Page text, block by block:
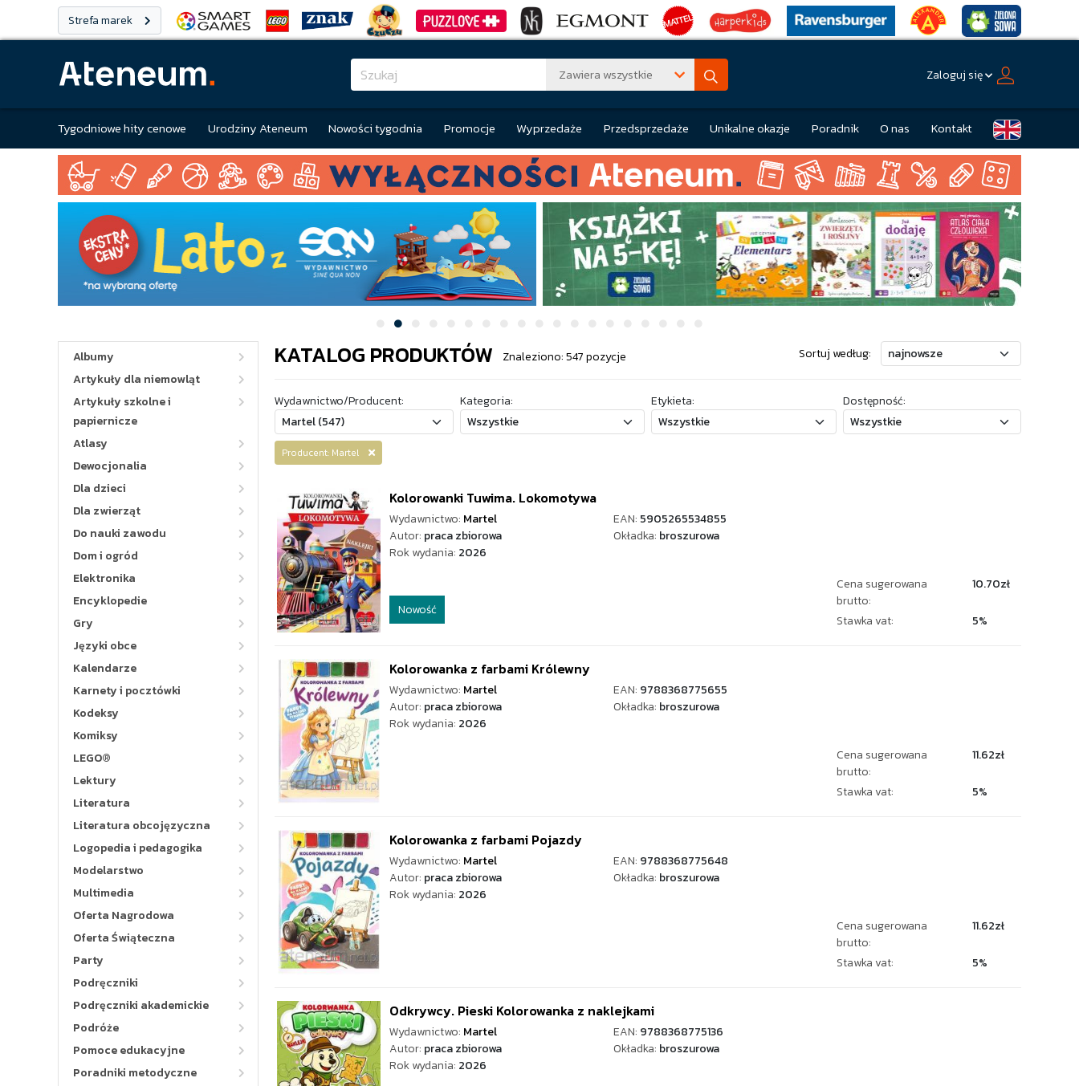
Strefa marek
Zawiera wszystkie Zaloguj się
Tygodniowe hity cenowe Urodziny Ateneum Nowości tygodnia Promocje Wyprzedaże Przedsprzedaże Unikalne okazje Poradnik O nas Kontakt
Albumy
Artykuły dla niemowląt
Artykuły szkolne i
papiernicze
Atlasy
Dewocjonalia
Dla dzieci
Dla zwierząt
Do nauki zawodu
Dom i ogród
Elektronika
Encyklopedie
Gry
Języki obce
Kalendarze
Karnety i pocztówki
Kodeksy
Komiksy
LEGO®
Lektury
Literatura
Literatura obcojęzyczna
Logopedia i pedagogika
Modelarstwo
Multimedia
Oferta Nagrodowa
Oferta Świąteczna
Party
Podręczniki
Podręczniki akademickie
Podróże
Pomoce edukacyjne
Poradniki metodyczne
KATALOG PRODUKTÓW Znaleziono: 547 pozycje Sortuj według:
Wydawnictwo/Producent: Kategoria: Etykieta: Dostępność:
Producent: Martel
Kolorowanki Tuwima. Lokomotywa
Wydawnictwo: Martel EAN: 5905265534855
Autor: praca zbiorowa Okładka: broszurowa
Rok wydania: 2026
Nowość
Cena sugerowana
brutto:
10.70zł
Stawka vat: 5%
Kolorowanka z farbami Królewny
Wydawnictwo: Martel EAN: 9788368775655
Autor: praca zbiorowa Okładka: broszurowa
Rok wydania: 2026
Cena sugerowana
brutto:
11.62zł
Stawka vat: 5%
Kolorowanka z farbami Pojazdy
Wydawnictwo: Martel EAN: 9788368775648
Autor: praca zbiorowa Okładka: broszurowa
Rok wydania: 2026
Cena sugerowana
brutto:
11.62zł
Stawka vat: 5%
Odkrywcy. Pieski Kolorowanka z naklejkami
Wydawnictwo: Martel EAN: 9788368775136
Autor: praca zbiorowa Okładka: broszurowa
Rok wydania: 2026